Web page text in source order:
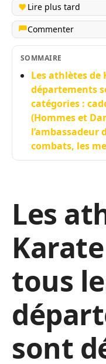
Lire plus tard
Commenter
SOMMAIRE
Les athlètes de
départements
catégories :
(Hommes et
l’ambassadeur
combats, les
Les
tous
sont